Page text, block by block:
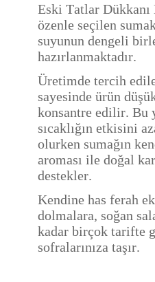
Eski Tatlar
özenle seçilen
suyunun dengeli
hazırlanmaktadır.
Üretimde tercih
sayesinde ürün
konsantre edilir. Bu
sıcaklığın etkisini
olurken sumağın
aroması ile doğal
destekler.
Kendine has ferah
dolmalara, soğan
kadar birçok tarifte
sofralarınıza taşır.